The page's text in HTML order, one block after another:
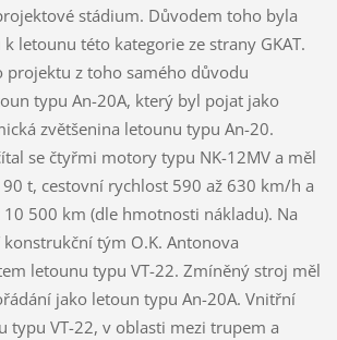
stádium. Důvodem toho byla
letounu této kategorie ze strany GKAT.
projektu z toho samého důvodu
typu An-20A, který byl pojat jako
zvětšenina letounu typu An-20.
se čtyřmi motory typu NK-12MV a měl
t, cestovní rychlost 590 až 630 km/h a
500 km (dle hmotnosti nákladu). Na
konstrukční tým O.K. Antonova
letounu typu VT-22. Zmíněný stroj měl
jako letoun typu An-20A. Vnitřní
typu VT-22, v oblasti mezi trupem a